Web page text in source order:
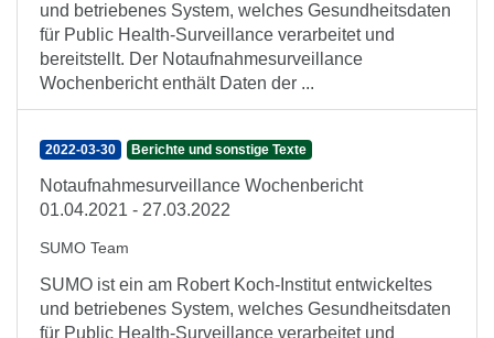
und betriebenes System, welches Gesundheitsdaten
für Public Health-Surveillance verarbeitet und
bereitstellt. Der Notaufnahmesurveillance
Wochenbericht enthält Daten der ...
2022-03-30 Berichte und sonstige Texte
Notaufnahmesurveillance Wochenbericht
01.04.2021 - 27.03.2022
SUMO Team
SUMO ist ein am Robert Koch-Institut entwickeltes
und betriebenes System, welches Gesundheitsdaten
für Public Health-Surveillance verarbeitet und